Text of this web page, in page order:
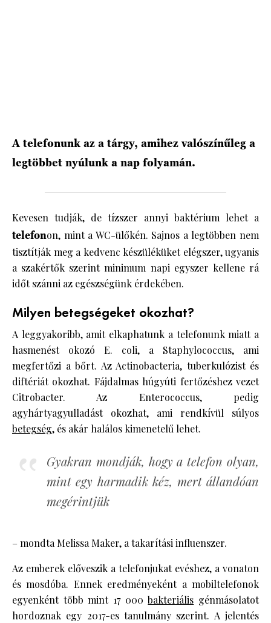
A telefonunk az a tárgy, amihez valószínűleg a
legtöbbet nyúlunk a nap folyamán.
Kevesen tudják, de tízszer annyi baktérium lehet a
telefonon, mint a WC-ülőkén. Sajnos a legtöbben nem
tisztítják meg a kedvenc készüléküket elégszer, ugyanis
a szakértők szerint minimum napi egyszer kellene rá
időt szánni az egészségünk érdekében.
Milyen betegségeket okozhat?
A leggyakoribb, amit elkaphatunk a telefonunk miatt a
hasmenést okozó E. coli, a Staphylococcus, ami
megfertőzi a bőrt. Az Actinobacteria, tuberkulózist és
diftériát okozhat. Fájdalmas húgyúti fertőzéshez vezet
Citrobacter. Az Enterococcus, pedig
agyhártyagyulladást okozhat, ami rendkívül súlyos
betegség, és akár halálos kimenetelű lehet.
Gyakran mondják, hogy a telefon olyan,
mint egy harmadik kéz, mert állandóan
megérintjük
– mondta Melissa Maker, a takarítási influenszer.
Az emberek előveszik a telefonjukat evéshez, a vonaton
és mosdóba. Ennek eredményeként a mobiltelefonok
egyenként több mint 17 000bakteriális génmásolatot
hordoznak egy 2017-es tanulmány szerint. A jelentés